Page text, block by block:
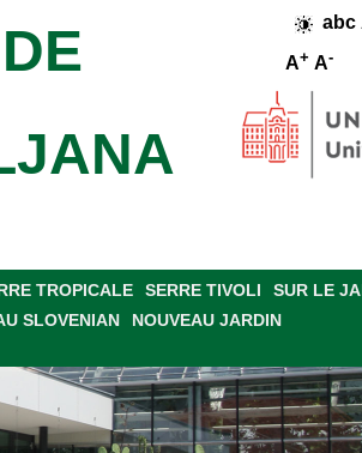
abc
A+ A-
TROPICALE SERRE TIVOLI
SUR LE
SLOVENIAN NOUVEAU JARDIN